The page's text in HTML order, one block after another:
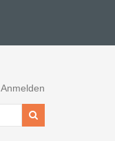
Anmelden